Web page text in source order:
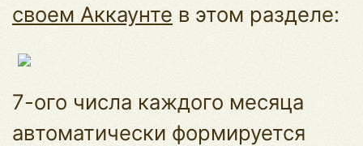
своем Аккаунте в этом разделе:
7-ого числа каждого месяца
автоматически формируется